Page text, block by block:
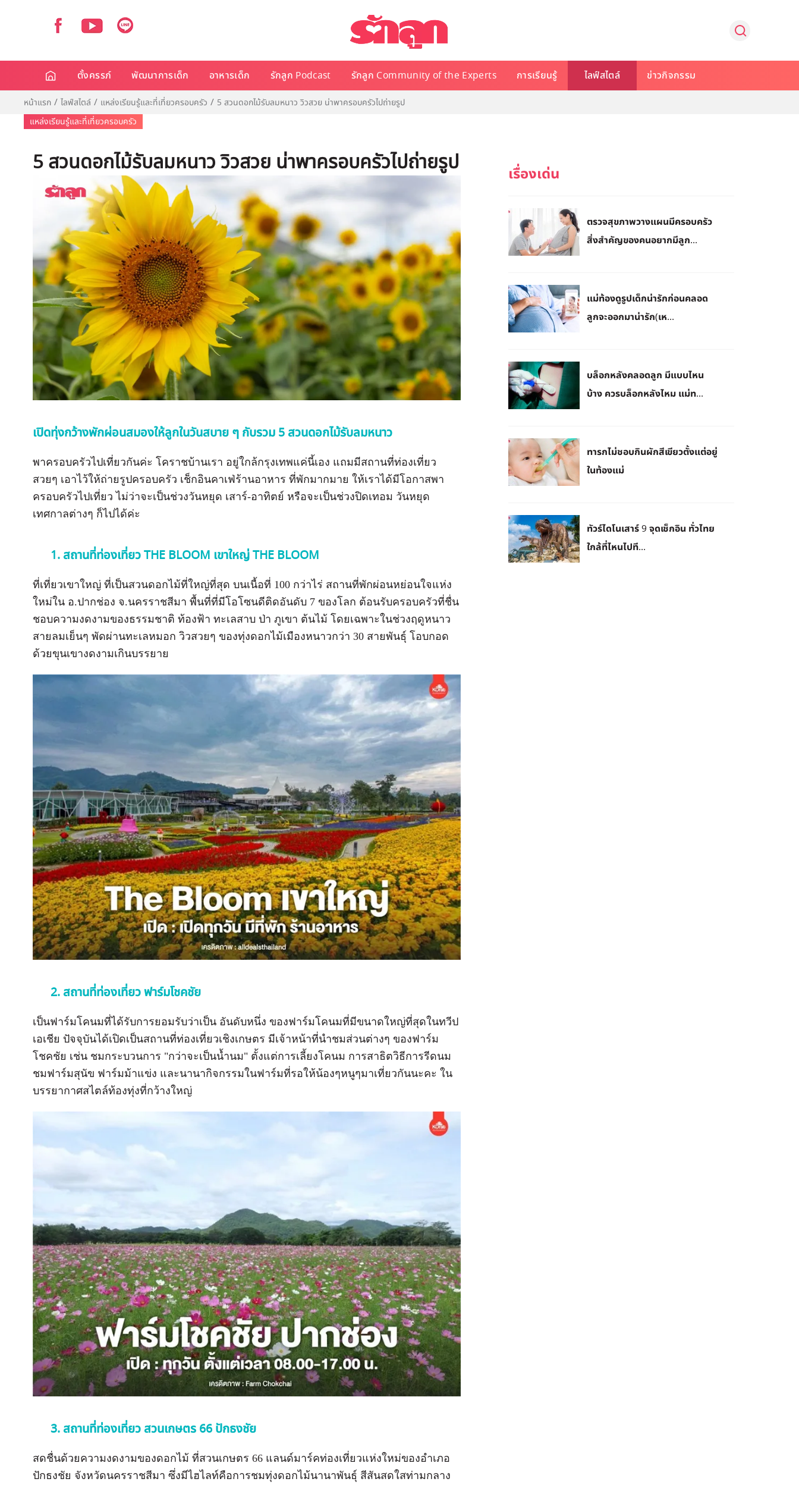
ตั้งครรภ์ พัฒนาการเด็ก อาหารเด็ก รักลูก Podcast รักลูก Community of the Experts การเรียนรู้ ไลฟ์สไตล์ ข่าวกิจกรรม
หน้าแรก ไลฟ์สไตล์ แหล่งเรียนรู้และที่เที่ยวครอบครัว
5 สวนดอกไม้รับลมหนาว วิวสวย น่าพาครอบครัวไปถ่ายรูป
แหล่งเรียนรู้และที่เที่ยวครอบครัว
5 สวนดอกไม้รับลมหนาว วิวสวย น่าพาครอบครัวไปถ่ายรูป
เปิดทุ่งกว้างพักผ่อนสมองให้ลูกในวันสบาย ๆ กับรวม 5 สวนดอกไม้รับลมหนาว
พาครอบครัวไปเที่ยวกันค่ะ โคราชบ้านเรา อยู่ใกล้กรุงเทพแค่นี้เอง แถมมีสถานที่ท่องเที่ยว
สวยๆ เอาไว้ให้ถ่ายรูปครอบครัว เช็กอินคาเฟ่ร้านอาหาร ที่พักมากมาย ให้เราได้มีโอกาสพา
ครอบครัวไปเที่ยว ไม่ว่าจะเป็นช่วงวันหยุด เสาร์-อาทิตย์ หรือจะเป็นช่วงปิดเทอม วันหยุด
เทศกาลต่างๆ ก็ไปได้ค่ะ
1. สถานที่ท่องเที่ยว THE BLOOM เขาใหญ่ THE BLOOM
ที่เที่ยวเขาใหญ่ ที่เป็นสวนดอกไม้ที่ใหญ่ที่สุด บนเนื้อที่ 100 กว่าไร่ สถานที่พักผ่อนหย่อนใจแห่ง
ใหม่ใน อ.ปากช่อง จ.นครราชสีมา พื้นที่ที่มีโอโซนดีติดอันดับ 7 ของโลก ต้อนรับครอบครัวที่ชื่น
ชอบความงดงามของธรรมชาติ ท้องฟ้า ทะเลสาบ ป่า ภูเขา ต้นไม้ โดยเฉพาะในช่วงฤดูหนาว
สายลมเย็นๆ พัดผ่านทะเลหมอก วิวสวยๆ ของทุ่งดอกไม้เมืองหนาวกว่า 30 สายพันธุ์ โอบกอด
ด้วยขุนเขางดงามเกินบรรยาย
2. สถานที่ท่องเที่ยว ฟาร์มโชคชัย
เป็นฟาร์มโคนมที่ได้รับการยอมรับว่าเป็น อันดับหนึ่ง ของฟาร์มโคนมที่มีขนาดใหญ่ที่สุดในทวีป
เอเชีย ปัจจุบันได้เปิดเป็นสถานที่ท่องเที่ยวเชิงเกษตร มีเจ้าหน้าที่นำชมส่วนต่างๆ ของฟาร์ม
โชคชัย เช่น ชมกระบวนการ "กว่าจะเป็นน้ำนม" ตั้งแต่การเลี้ยงโคนม การสาธิตวิธีการรีดนม
ชมฟาร์มสุนัข ฟาร์มม้าแข่ง และนานากิจกรรมในฟาร์มที่รอให้น้องๆหนูๆมาเที่ยวกันนะคะ ใน
บรรยากาศสไตล์ท้องทุ่งที่กว้างใหญ่
3. สถานที่ท่องเที่ยว สวนเกษตร 66 ปักธงชัย
สดชื่นด้วยความงดงามของดอกไม้ ที่สวนเกษตร 66 แลนด์มาร์คท่องเที่ยวแห่งใหม่ของอำเภอ
ปักธงชัย จังหวัดนครราชสีมา ซึ่งมีไฮไลท์คือการชมทุ่งดอกไม้นานาพันธุ์ สีสันสดใสท่ามกลาง
ตรวจสุขภาพวางแผนมีครอบครัว
สิ่งสำคัญของคนอยากมีลูก...
แม่ท้องดูรูปเด็กน่ารักก่อนคลอด
ลูกจะออกมาน่ารัก(เห...
บล็อกหลังคลอดลูก มีแบบไหน
บ้าง ควรบล็อกหลังไหม แม่ท...
ทารกไม่ชอบกินผักสีเขียวตั้งแต่อยู่
ในท้องแม่
ทัวร์ไดโนเสาร์ 9 จุดเช็กอิน ทั่วไทย
ใกล้ที่ไหนไปที...